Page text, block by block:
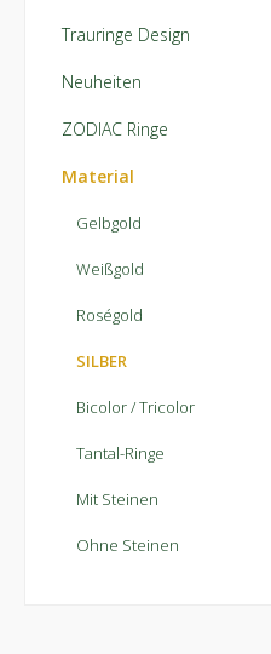
Trauringe Design
Neuheiten
ZODIAC Ringe
Material
Gelbgold
Weißgold
Roségold
SILBER
Bicolor / Tricolor
Tantal-Ringe
Mit Steinen
Ohne Steinen